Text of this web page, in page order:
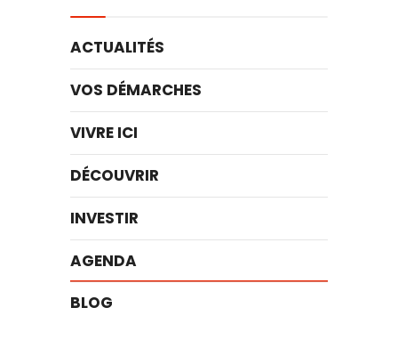
ACTUALITÉS
VOS DÉMARCHES
VIVRE ICI
DÉCOUVRIR
INVESTIR
AGENDA
BLOG